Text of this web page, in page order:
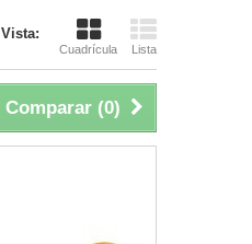
Vista:
Cuadrícula Lista
Comparar (0)